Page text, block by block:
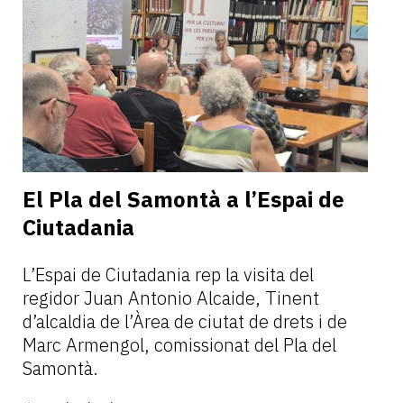
El Pla del Samontà a l’Espai de
Ciutadania
L’Espai de Ciutadania rep la visita del
regidor Juan Antonio Alcaide, Tinent
d’alcaldia de l’Àrea de ciutat de drets i de
Marc Armengol, comissionat del Pla del
Samontà.